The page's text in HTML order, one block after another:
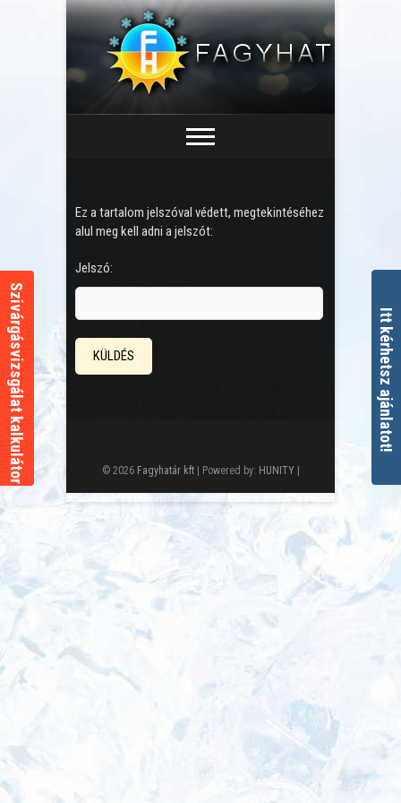
Ez a tartalom jelszóval védett, megtekintéséhez
alul meg kell adni a jelszót:
Jelszó:
© 2026 Fagyhatár kft| Powered by: HUNITY
Itt kérhetsz ajánlatot!
Szivárgásvizsgálat kalkulátor